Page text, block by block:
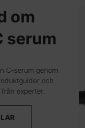
om
serum
C-serum genom
och
experter.